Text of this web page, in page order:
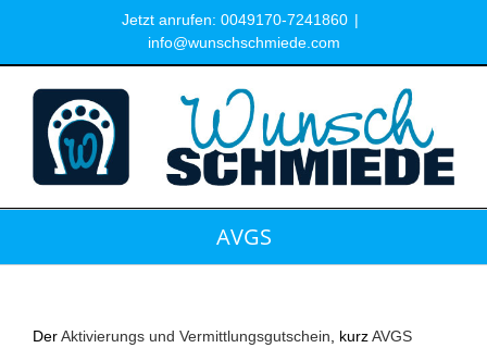
Jetzt anrufen: 0049170-7241860 |
info@wunschschmiede.com
AVGS
DerAktivierungs und Vermittlungsgutschein , kurzAVGS